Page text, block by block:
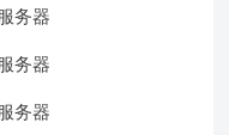
务器
务器
务器